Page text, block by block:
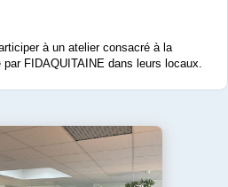
à un atelier consacré à la
FIDAQUITAINE dans leurs locaux.